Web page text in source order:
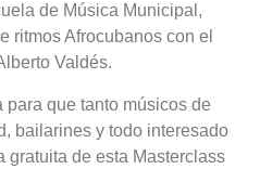
de Música Municipal,
ritmos Afrocubanos con el
Valdés.
que tanto músicos de
bailarines y todo interesado
gratuita de esta Masterclass